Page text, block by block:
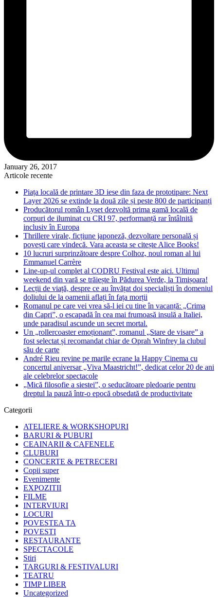
January 26, 2017
Articole recente
Piața locală de printare 3D iese din faza de prototipare: Next
Layer 2026 se extinde la două zile și peste 800 de participanți
Producătorul român Lyset dezvoltă prima gamă locală de
corpuri de iluminat cu CRI 97, performanță rar întâlnită
inclusiv în Europa
Thrillere virale, ficțiune japoneză, dezvoltare personală și
povești care vindecă. Vara aceasta se citește Alice Books!
10 lucruri surprinzătoare despre Colhoz, noul roman al lui
Emmanuel Carrère
Line-up-ul complet al CODRU Festival este aici. Ultimul
weekend din vară se trăiește în Pădurea Verde, la Timișoara!
Lecții de viață, despre ce au învățat doi specialiști în domeniul
doliului de la oamenii aflați în fața morții
Romanul pe care vei vrea să-l iei cu tine în vacanță: „Crima
din Capri”, o escapadă în cea mai frumoasă insulă a Italiei,
unde paradisul ascunde un secret mortal.
Un „rollercoaster emoționant”, romanul „Stare de visare” a
fost selectat și recomandat chiar de Oprah Winfrey la clubul
său de carte
André Rieu revine pe marile ecrane la Happy Cinema cu
concertul aniversar „Viva Maastricht!”, dedicat celor 20 de ani
ale celebrelor spectacole
„Mică filosofie a siestei”, o seducătoare pledoarie pentru
dreptul la pauză într-o epocă obsedată de productivitate
Categorii
ATELIERE & WORKSHOPURI
BARURI & PUBURI
CEAINARII & CAFENELE
CLUBURI
CONCERTE & PETRECERI
Copii super
Evenimente
EXPOZITII
FILME
INTERVIURI
LOCURI
POVESTEA TA
POVESTI
RESTAURANTE
SPECTACOLE
Stiri
TARGURI & FESTIVALURI
TEATRU
TIMP LIBER
Uncategorized